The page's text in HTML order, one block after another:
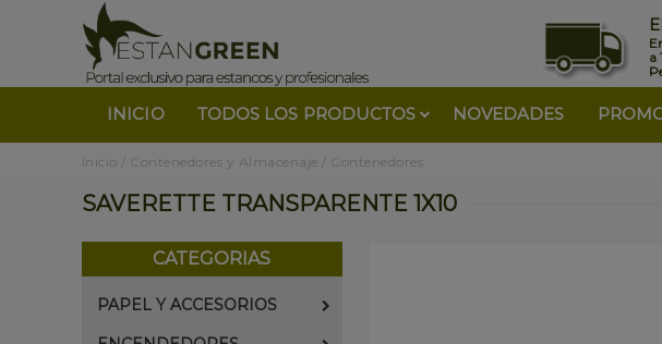
a
INICIO TODOS LOS PRODUCTOS NOVEDADES
Inicio Contenedores y Almacenaje Contenedores
SAVERETTE TRANSPARENTE 1X10
CATEGORIAS
PAPEL Y ACCESORIOS